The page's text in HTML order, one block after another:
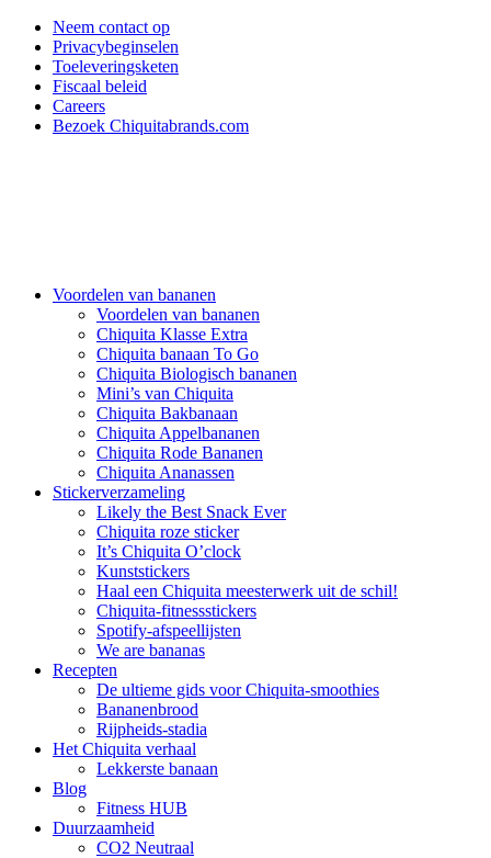
Neem contact op
Privacybeginselen
Toeleveringsketen
Fiscaal beleid
Careers
Bezoek Chiquitabrands.com
Voordelen van bananen
Voordelen van bananen
Chiquita Klasse Extra
Chiquita banaan To Go
Chiquita Biologisch bananen
Mini’s van Chiquita
Chiquita Bakbanaan
Chiquita Appelbananen
Chiquita Rode Bananen
Chiquita Ananassen
Stickerverzameling
Likely the Best Snack Ever
Chiquita roze sticker
It’s Chiquita O’clock
Kunststickers
Haal een Chiquita meesterwerk uit de schil!
Chiquita-fitnessstickers
Spotify-afspeellijsten
We are bananas
Recepten
De ultieme gids voor Chiquita-smoothies
Bananenbrood
Rijpheids-stadia
Het Chiquita verhaal
Lekkerste banaan
Blog
Fitness HUB
Duurzaamheid
CO2 Neutraal